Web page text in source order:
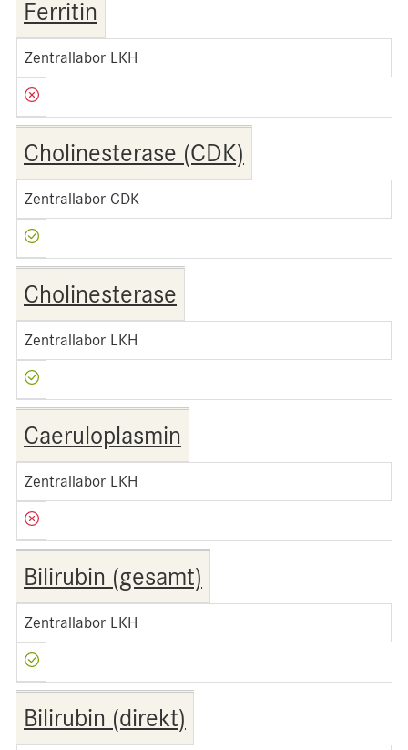
Ferritin
Zentrallabor LKH
Cholinesterase (CDK)
Zentrallabor CDK
Cholinesterase
Zentrallabor LKH
Caeruloplasmin
Zentrallabor LKH
Bilirubin (gesamt)
Zentrallabor LKH
Bilirubin (direkt)